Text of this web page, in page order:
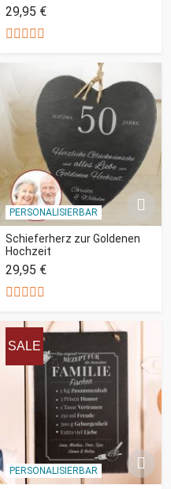
29,95 €
PERSONALISIERBAR
Schieferherz zur Goldenen
Hochzeit
29,95 €
SALE
PERSONALISIERBAR